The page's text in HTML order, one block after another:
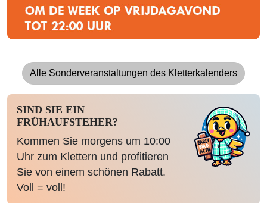
Alle Sonderveranstaltungen des Kletterkalenders
SIND SIE EIN
FRÜHAUFSTEHER?
Kommen Sie morgens um 10:00
Uhr zum Klettern und profitieren
Sie von einem schönen Rabatt.
Voll = voll!